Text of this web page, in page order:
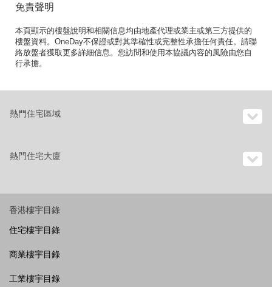
免責聲明
本頁顯示的樓盤說明和相關信息均由地產代理或業主或第三方提供的
樓盤資料。OneDay不保證或對其準確性或完整性承擔任何責任。請聯
絡放盤者獲取更多詳細信息。您訪問和使用本協議內容的風險由您自
行承擔。
熱門住宅區域
熱門住宅大廈
香港樓宇目錄
住宅樓宇目錄
商業樓宇目錄
工業樓宇目錄